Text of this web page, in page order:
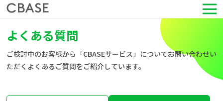
サービス
活用シーン
よくある質問
ご検討中のお客様から「CBASEサービス」についてお問い合わせい
ただくよくあるご質問をご紹介しています。